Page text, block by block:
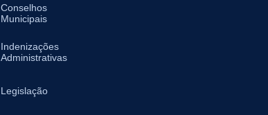
Conselhos
Municipais
Indenizações
Administrativas
Legislação